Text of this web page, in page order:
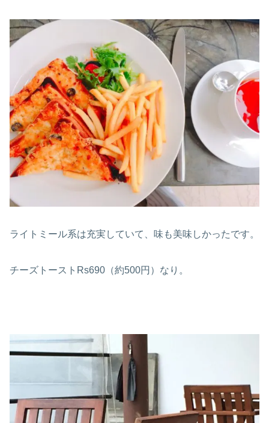
ライトミール系は充実していて、味も美味しかったです。
チーズトーストRs690（約500円）なり。